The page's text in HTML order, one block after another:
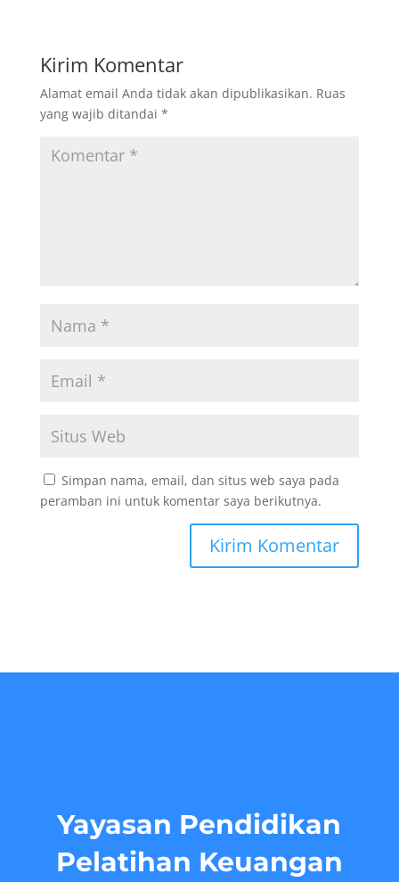
Kirim Komentar
Alamat email Anda tidak akan dipublikasikan. Ruas
yang wajib ditandai *
Simpan nama, email, dan situs web saya pada
peramban ini untuk komentar saya berikutnya.
Yayasan Pendidikan
Pelatihan Keuangan